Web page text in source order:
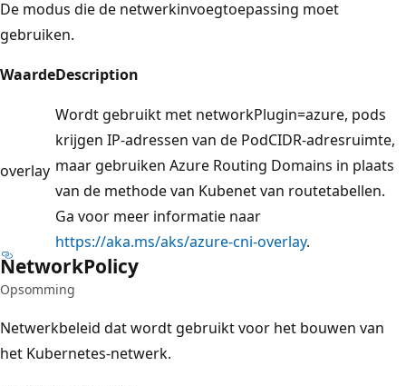
De modus die de netwerkinvoegtoepassing moet
gebruiken.
WaardeDescription
overlay
Wordt gebruikt met networkPlugin=azure, pods
krijgen IP-adressen van de PodCIDR-adresruimte,
maar gebruiken Azure Routing Domains in plaats
van de methode van Kubenet van routetabellen.
Ga voor meer informatie naar
https://aka.ms/aks/azure-cni-overlay.
NetworkPolicy
Opsomming
Netwerkbeleid dat wordt gebruikt voor het bouwen van
het Kubernetes-netwerk.